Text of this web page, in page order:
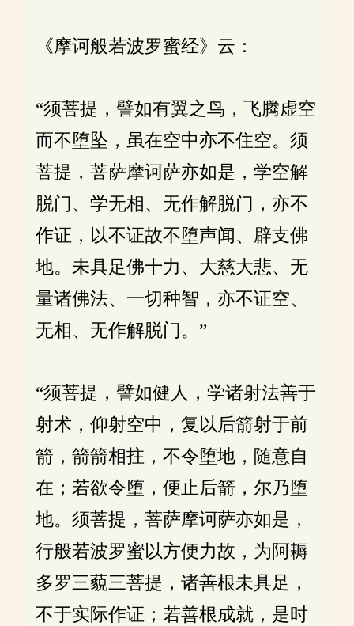
《摩诃般若波罗蜜经》云：
“须菩提，譬如有翼之鸟，飞腾虚空
而不堕坠，虽在空中亦不住空。须
菩提，菩萨摩诃萨亦如是，学空解
脱门、学无相、无作解脱门，亦不
作证，以不证故不堕声闻、辟支佛
地。未具足佛十力、大慈大悲、无
量诸佛法、一切种智，亦不证空、
无相、无作解脱门。”
“须菩提，譬如健人，学诸射法善于
射术，仰射空中，复以后箭射于前
箭，箭箭相拄，不令堕地，随意自
在；若欲令堕，便止后箭，尔乃堕
地。须菩提，菩萨摩诃萨亦如是，
行般若波罗蜜以方便力故，为阿耨
多罗三藐三菩提，诸善根未具足，
不于实际作证；若善根成就，是时